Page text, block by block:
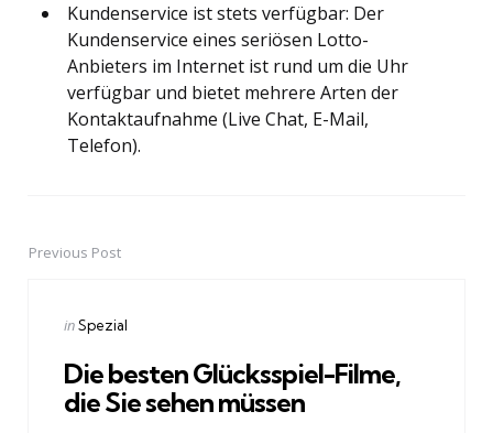
Kundenservice ist stets verfügbar: Der
Kundenservice eines seriösen Lotto-
Anbieters im Internet ist rund um die Uhr
verfügbar und bietet mehrere Arten der
Kontaktaufnahme (Live Chat, E-Mail,
Telefon).
PostPrevious Post
Posted
inSpezial
Die besten Glücksspiel-Filme,
die Sie sehen müssen